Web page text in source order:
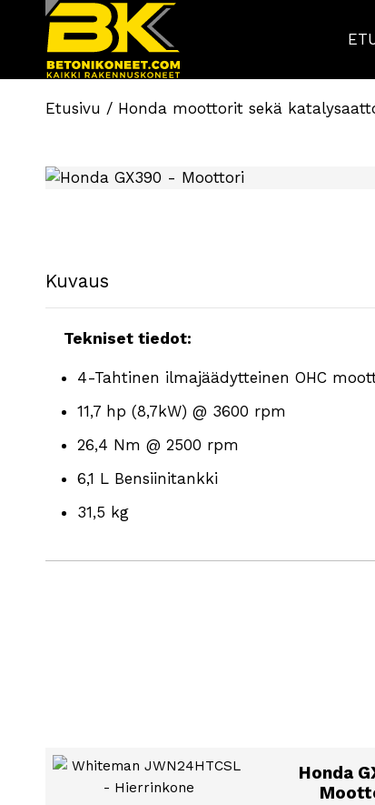
Etusivu / Honda moottorit sekä
Kuvaus
Tekniset tiedot:
4-Tahtinen ilmajäädytteinen OHC
11,7 hp (8,7kW) @ 3600 rpm
26,4 Nm @ 2500 rpm
6,1 L Bensiinitankki
31,5 kg
Honda